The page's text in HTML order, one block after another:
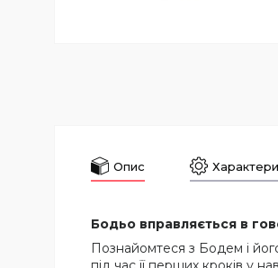
Опис
Бодьо вправляється в
Познайомтеся з Бодем і